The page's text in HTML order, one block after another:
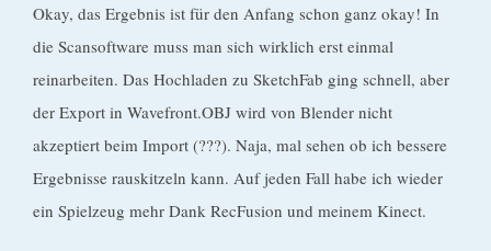
k
o
b
o
Okay, das Ergebnis ist für den Anfang schon ganz okay! In
die Scansoftware muss man sich wirklich erst einmal
reinarbeiten. Das Hochladen zu SketchFab ging schnell, aber
der Export in Wavefront.OBJ wird von Blender nicht
akzeptiert beim Import (???). Naja, mal sehen ob ich bessere
Ergebnisse rauskitzeln kann. Auf jeden Fall habe ich wieder
ein Spielzeug mehr Dank RecFusion und meinem Kinect.